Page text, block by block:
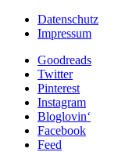
Datenschutz
Impressum
Goodreads
Twitter
Pinterest
Instagram
Bloglovin‘
Facebook
Feed